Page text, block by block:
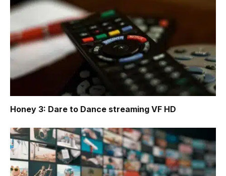
Honey 3: Dare to Dance streaming VF HD